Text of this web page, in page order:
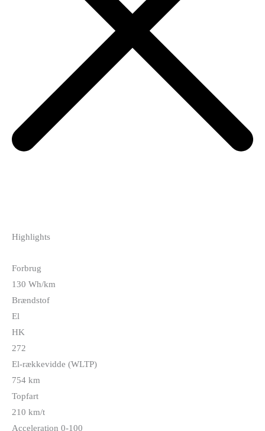
Highlights
Forbrug
130 Wh/km
Brændstof
El
HK
272
El-rækkevidde (WLTP)
754 km
Topfart
210 km/t
Acceleration 0-100